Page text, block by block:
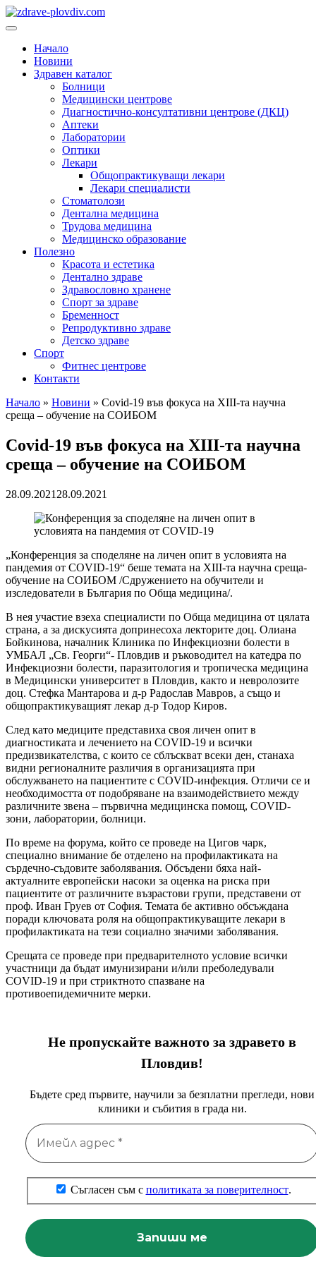
Преминете
към
Основно
Начало
Новини
Здравен каталог
Болници
Медицински центрове
Диагностично-консултативни центрове (ДКЦ)
Аптеки
Лаборатории
Оптики
Лекари
Общопрактикуващи лекари
Лекари специалисти
Стоматолози
Дентална медицина
Трудова медицина
Медицинско образование
Полезно
Красота и естетика
Дентално здраве
Здравословно хранене
Спорт за здраве
Бременност
Репродуктивно здраве
Детско здраве
Спорт
Фитнес центрове
Контакти
Начало » Новини » Covid-19 във фокуса на XIII-та научна
среща – обучение на СОИБОМ
Covid-19 във фокуса на XIII-та научна
среща – обучение на СОИБОМ
28.09.2021 28.09.2021
„Конференция за споделяне на личен опит в условията на
пандемия от COVID-19“ беше темата на XIII-та научна среща-
обучение на СОИБОМ /Сдружението на обучители и
изследователи в България по Обща медицина/.
В нея участие взеха специалисти по Обща медицина от цялата
страна, а за дискусията допринесоха лекторите доц. Олиана
Бойкинова, началник Клиника по Инфекциозни болести в
УМБАЛ „Св. Георги“- Пловдив и ръководител на катедра по
Инфекциозни болести, паразитология и тропическа медицина
в Медицински университет в Пловдив, както и невролозите
доц. Стефка Мантарова и д-р Радослав Мавров, а също и
общопрактикуващият лекар д-р Тодор Киров.
След като медиците представиха своя личен опит в
диагностиката и лечението на COVID-19 и всички
предизвикателства, с които се сблъскват всеки ден, станаха
видни регионалните различия в организацията при
обслужването на пациентите с COVID-инфекция. Отличи се и
необходимостта от подобряване на взаимодействието между
различните звена – първична медицинска помощ, COVID-
зони, лаборатории, болници.
По време на форума, който се проведе на Цигов чарк,
специално внимание бе отделено на профилактиката на
сърдечно-съдовите заболявания. Обсъдени бяха най-
актуалните европейски насоки за оценка на риска при
пациентите от различните възрастови групи, представени от
проф. Иван Груев от София. Темата бе активно обсъждана
поради ключовата роля на общопрактикуващите лекари в
профилактиката на тези социално значими заболявания.
Срещата се проведе при предварителното условие всички
участници да бъдат имунизирани и/или преболедували
COVID-19 и при стриктното спазване на
противоепидемичните мерки.
Не пропускайте важното за здравето в
Пловдив!
Бъдете сред първите, научили за безплатни прегледи, нови
клиники и събития в града ни.
Съгласен съм с политиката за поверителност.